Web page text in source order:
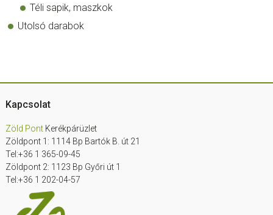
Téli sapik, maszkok
Utolsó darabok
Footer
Kapcsolat
Zöld PontKerékpárüzlet
Zöldpont 1: 1114 Bp Bartók B. út 21
Tel:+36 1 365-09-45
Zöldpont 2: 1123 Bp Győri út 1
Tel:+36 1 202-04-57